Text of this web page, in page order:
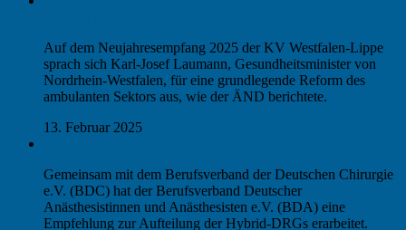
Auf dem Neujahresempfang 2025 der KV Westfalen-Lippe
sprach sich Karl-Josef Laumann, Gesundheitsminister von
Nordrhein-Westfalen, für eine grundlegende Reform des
ambulanten Sektors aus, wie der ÄND berichtete.
13. Februar 2025
Gemeinsam mit dem Berufsverband der Deutschen Chirurgie
e.V. (BDC) hat der Berufsverband Deutscher
Anästhesistinnen und Anästhesisten e.V. (BDA) eine
Empfehlung zur Aufteilung der Hybrid-DRGs erarbeitet.